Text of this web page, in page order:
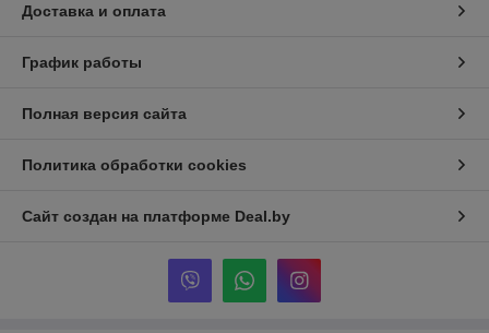
Доставка и оплата
График работы
Полная версия сайта
Политика обработки cookies
Сайт создан на платформе Deal.by